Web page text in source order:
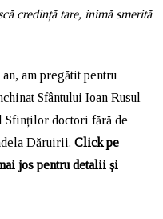
credință tare, inimă smerită
am pregătit pentru
Sfântului Ioan Rusul
Sfinților doctori fără de
Dăruirii.Click pe
jos pentru detalii și